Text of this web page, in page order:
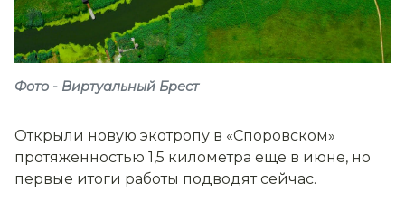
Фото - Виртуальный Брест
Открыли новую экотропу в «Споровском»
протяженностью 1,5 километра еще в июне, но
первые итоги работы подводят сейчас.